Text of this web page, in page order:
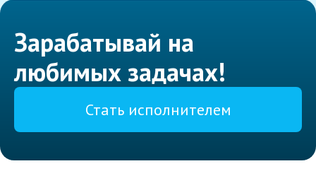
Зарабатывай на
любимых задачах!
Стать исполнителем